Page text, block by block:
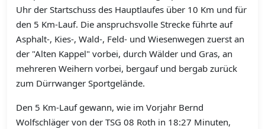
Uhr der Startschuss des Hauptlaufes über 10 Km und für
den 5 Km-Lauf. Die anspruchsvolle Strecke führte auf
Asphalt-, Kies-, Wald-, Feld- und Wiesenwegen zuerst an
der "Alten Kappel" vorbei, durch Wälder und Gras, an
mehreren Weihern vorbei, bergauf und bergab zurück
zum Dürrwanger Sportgelände.
Den 5 Km-Lauf gewann, wie im Vorjahr Bernd
Wolfschläger von der TSG 08 Roth in 18:27 Minuten,